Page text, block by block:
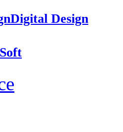
Digital Design